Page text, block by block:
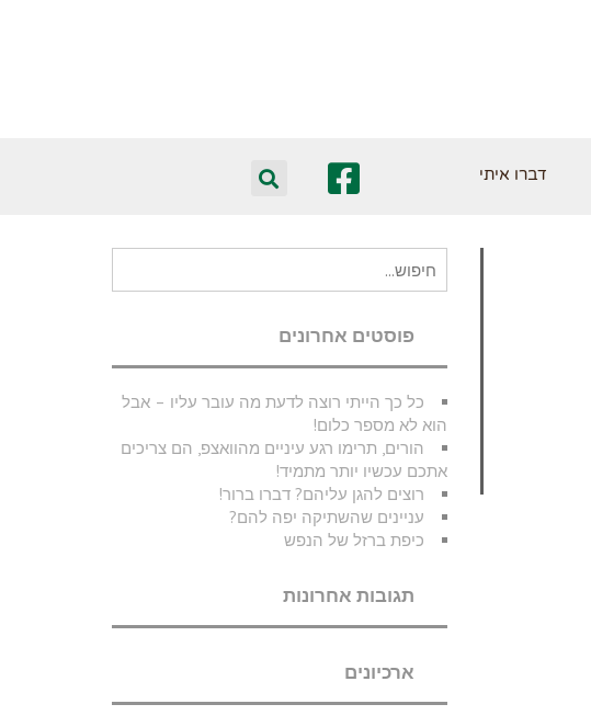
דברו איתי
עבור:
פוסטים אחרונים
כל כך הייתי רוצה לדעת מה עובר עליו – אבל
הוא לא מספר כלום!
הורים, תרימו רגע עיניים מהוואצפ, הם צריכים
אתכם עכשיו יותר מתמיד!
רוצים להגן עליהם? דברו ברור!
עניינים שהשתיקה יפה להם?
כיפת ברזל של הנפש
תגובות אחרונות
ארכיונים